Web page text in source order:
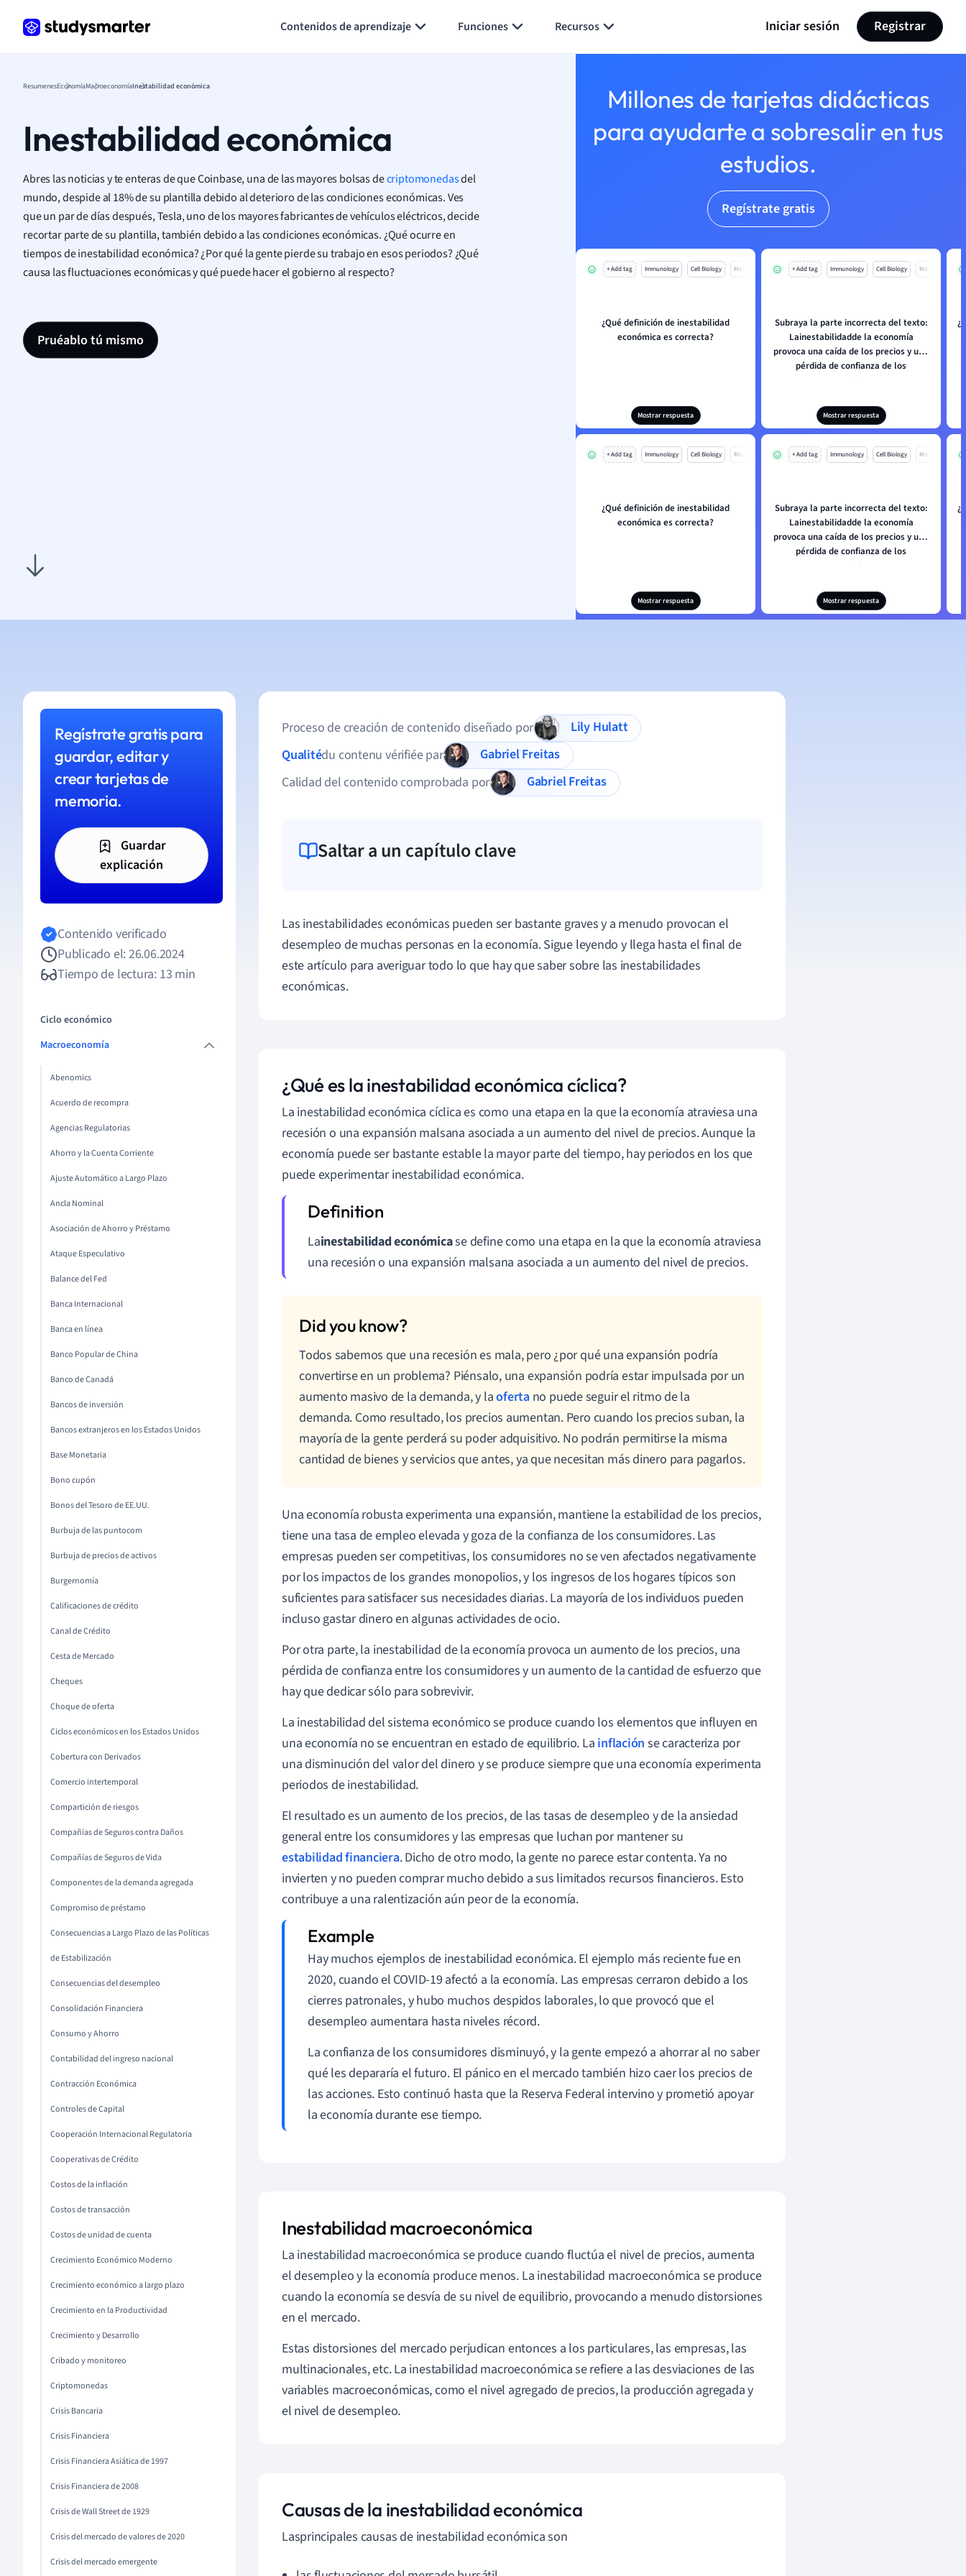
Contenidos de aprendizaje Funciones Recursos Iniciar sesión Registrar
ResumenesEconomíaMacroeconomíaInestabilidad económica
Inestabilidad económica
Abres las noticias y te enteras de que Coinbase, una de las mayores bolsas decriptomonedasdel
mundo, despide al 18% de su plantilla debido al deterioro de las condiciones económicas. Ves
que un par de días después, Tesla, uno de los mayores fabricantes de vehículos eléctricos, decide
recortar parte de su plantilla, también debido a las condiciones económicas. ¿Qué ocurre en
tiempos de inestabilidad económica? ¿Por qué la gente pierde su trabajo en esos periodos? ¿Qué
causa las fluctuaciones económicas y qué puede hacer el gobierno al respecto?
Pruéablo tú mismo
Millones de tarjetas didácticas
para ayudarte a sobresalir en tus
estudios.
Regístrate gratis
+ Add tag Immunology Cell Biology Mo
¿Qué definición de inestabilidad
económica es correcta?
Mostrar respuesta
+ Add tag Immunology Cell Biology Mo
Subraya la parte incorrecta del texto:
Lainestabilidadde la economía
provoca una caída de los precios y una
pérdida de confianza de los
consumidores.
Mostrar respuesta
+ Add tag Immunology Cell Biology Mo
¿Qué definición de inestabilidad
económica es correcta?
Mostrar respuesta
+ Add tag Immunology Cell Biology Mo
Subraya la parte incorrecta del texto:
Lainestabilidadde la economía
provoca una caída de los precios y una
pérdida de confianza de los
consumidores.
Mostrar respuesta
Regístrate gratis para
guardar, editar y
crear tarjetas de
memoria.
Guardar
explicación
Contenido verificado
Publicado el: 26.06.2024
Tiempo de lectura: 13 min
Ciclo económico
Macroeconomía
Abenomics
Acuerdo de recompra
Agencias Regulatorias
Ahorro y la Cuenta Corriente
Ajuste Automático a Largo Plazo
Ancla Nominal
Asociación de Ahorro y Préstamo
Ataque Especulativo
Balance del Fed
Banca Internacional
Banca en línea
Banco Popular de China
Banco de Canadá
Bancos de inversión
Bancos extranjeros en los Estados Unidos
Base Monetaria
Bono cupón
Bonos del Tesoro de EE.UU.
Burbuja de las puntocom
Burbuja de precios de activos
Burgernomía
Calificaciones de crédito
Canal de Crédito
Cesta de Mercado
Cheques
Choque de oferta
Ciclos económicos en los Estados Unidos
Cobertura con Derivados
Comercio intertemporal
Compartición de riesgos
Compañías de Seguros contra Daños
Compañías de Seguros de Vida
Componentes de la demanda agregada
Compromiso de préstamo
Consecuencias a Largo Plazo de las Políticas
de Estabilización
Consecuencias del desempleo
Consolidación Financiera
Consumo y Ahorro
Contabilidad del ingreso nacional
Contracción Económica
Controles de Capital
Cooperación Internacional Regulatoria
Cooperativas de Crédito
Costos de la inflación
Costos de transacción
Costos de unidad de cuenta
Crecimiento Económico Moderno
Crecimiento económico a largo plazo
Crecimiento en la Productividad
Crecimiento y Desarrollo
Cribado y monitoreo
Criptomonedas
Crisis Bancaria
Crisis Financiera
Crisis Financiera Asiática de 1997
Crisis Financiera de 2008
Crisis de Wall Street de 1929
Crisis del mercado de valores de 2020
Crisis del mercado emergente
Proceso de creación de contenido diseñado por
Lily Hulatt
Qualitédu contenu vérifiée par
Gabriel Freitas
Calidad del contenido comprobada por
Gabriel Freitas
Saltar a un capítulo clave
Las inestabilidades económicas pueden ser bastante graves y a menudo provocan el
desempleo de muchas personas en la economía. Sigue leyendo y llega hasta el final de
este artículo para averiguar todo lo que hay que saber sobre las inestabilidades
económicas.
¿Qué es la inestabilidad económica cíclica?
La inestabilidad económica cíclica es como una etapa en la que la economía atraviesa una
recesión o una expansión malsana asociada a un aumento del nivel de precios.Aunque la
economía puede ser bastante estable la mayor parte del tiempo, hay periodos en los que
puede experimentar inestabilidad económica.
Lainestabilidad económicase define como una etapa en la que la economía atraviesa
una recesión o una expansión malsana asociada a un aumento del nivel de precios.
Todos sabemos que una recesión es mala, pero ¿por qué una expansión podría
convertirse en un problema? Piénsalo, una expansión podría estar impulsada por un
aumento masivo de la demanda, y laofertano puede seguir el ritmo de la
demanda. Como resultado, los precios aumentan. Pero cuando los precios suban, la
mayoría de la gente perderá su poder adquisitivo. No podrán permitirse la misma
cantidad de bienes y servicios que antes, ya que necesitan más dinero para pagarlos.
Una economía robusta experimenta una expansión, mantiene la estabilidad de los precios,
tiene una tasa de empleo elevada y goza de la confianza de los consumidores.Las
empresas pueden ser competitivas, los consumidores no se ven afectados negativamente
por los impactos de los grandes monopolios, y los ingresos de los hogares típicos son
suficientes para satisfacer sus necesidades diarias. La mayoría de los individuos pueden
incluso gastar dinero en algunas actividades de ocio.
Por otra parte, la inestabilidad de la economía provoca un aumento de los precios, una
pérdida de confianza entre los consumidores y un aumento de la cantidad de esfuerzo que
hay que dedicar sólo para sobrevivir.
La inestabilidad del sistema económico se produce cuando los elementos que influyen en
una economía no se encuentran en estado de equilibrio. La inflación se caracteriza por
una disminución del valor del dinero y se produce siempre que una economía experimenta
periodos de inestabilidad.
El resultado es un aumento de los precios, de las tasas de desempleo y de la ansiedad
general entre los consumidores y las empresas que luchan por mantener su
estabilidad financiera. Dicho de otro modo, la gente no parece estar contenta. Ya no
invierten y no pueden comprar mucho debido a sus limitados recursos financieros. Esto
contribuye a una ralentización aún peor de la economía.
Hay muchos ejemplos de inestabilidad económica. El ejemplo más reciente fue en
2020, cuando el COVID-19 afectó a la economía. Las empresas cerraron debido a los
cierres patronales, y hubo muchos despidos laborales, lo que provocó que el
desempleo aumentara hasta niveles récord.
La confianza de los consumidores disminuyó, y la gente empezó a ahorrar al no saber
qué les depararía el futuro. El pánico en el mercado también hizo caer los precios de
las acciones. Esto continuó hasta que la Reserva Federal intervino y prometió apoyar
la economía durante ese tiempo.
Inestabilidad macroeconómica
La inestabilidad macroeconómica se produce cuando fluctúa el nivel de precios, aumenta
el desempleo y la economía produce menos. La inestabilidad macroeconómica se produce
cuando la economía se desvía de su nivel de equilibrio, provocando a menudo distorsiones
en el mercado.
Estas distorsiones del mercado perjudican entonces a los particulares, las empresas, las
multinacionales, etc. La inestabilidad macroeconómica se refiere a las desviaciones de las
variables macroeconómicas, como el nivel agregado de precios, la producción agregada y
el nivel de desempleo.
Causas de la inestabilidad económica
Lasprincipales causas de inestabilidad económica son